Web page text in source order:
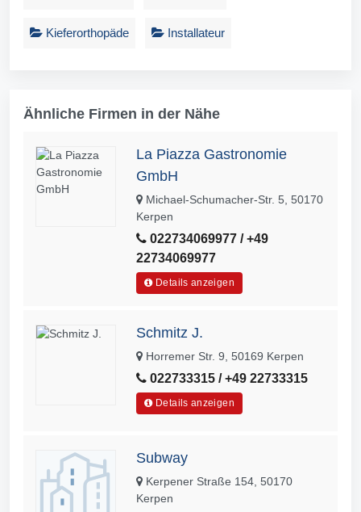
Kieferorthopäde Installateur
Ähnliche Firmen in der Nähe
La Piazza Gastronomie
GmbH
Michael-Schumacher-Str. 5, 50170
Kerpen
022734069977 / +49
22734069977
Details anzeigen
Schmitz J.
Horremer Str. 9, 50169 Kerpen
022733315 / +49 22733315
Details anzeigen
Subway
Kerpener Straße 154, 50170
Kerpen